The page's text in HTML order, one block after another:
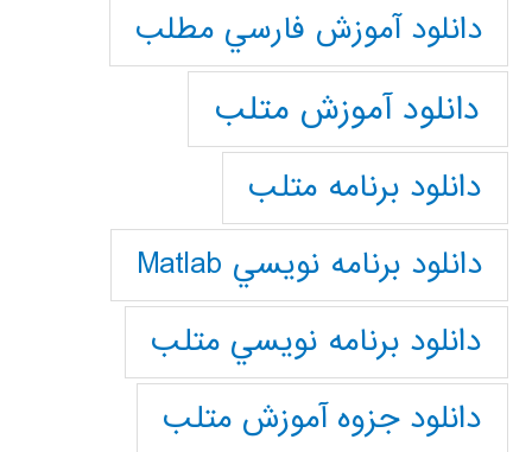
دانلود آموزش فارسي مطلب
دانلود آموزش متلب
دانلود برنامه متلب
دانلود برنامه نويسي Matlab
دانلود برنامه نويسي متلب
دانلود جزوه آموزش متلب